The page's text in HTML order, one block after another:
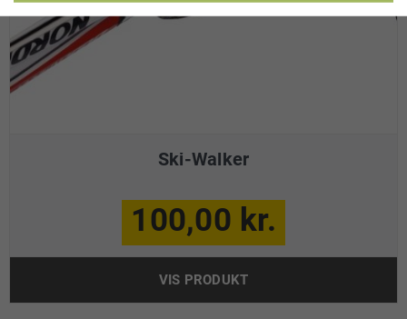
Ski-Walker
100,00 kr.
VIS PRODUKT